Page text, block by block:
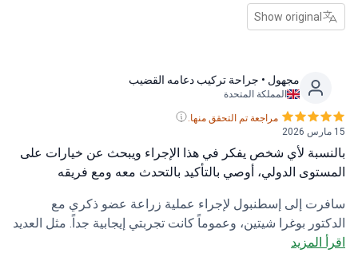
تحديد مدى توافق طوله مع توقعاتي. ما زلت في فترة
وبينما يتطلب التعافي الجسدي الصبر، كانت الرعاية
Show original
مجهول• جراحة تركيب دعامه القضيب
المملكة المتحدة
مراجعة تم التحقق منها.
لأي شخص يفكر في هذا الإجراء ويبحث عن خيارات على
الدولي، أوصي بالتأكيد بالتحدث معه ومع فريقه
إلى إسطنبول لإجراء عملية زراعة عضو ذكري مع
بوغرا شيتين، وعموماً كانت تجربتي إيجابية جداً. مثل العديد
كنت أعاني من تدهور حالتي من ضعف الانتصاب